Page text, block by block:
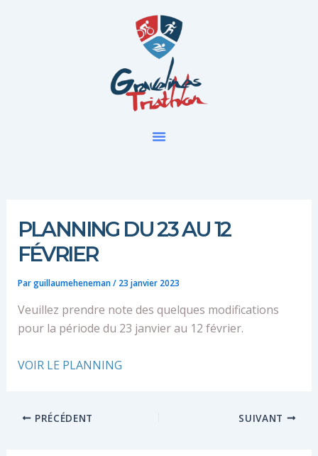
PLANNING DU 23 AU 12
FÉVRIER
Parguillaumeheneman/ 23 janvier 2023
Veuillez prendre note des quelques modifications
pour la période du 23 janvier au 12 février.
VOIR LE PLANNING
PRÉCÉDENT SUIVANT